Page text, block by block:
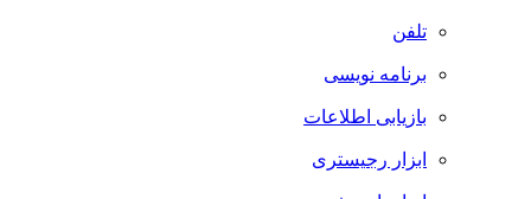
تلفن
برنامه نویسی
بازیابی اطلاعات
ابزار رجیستری